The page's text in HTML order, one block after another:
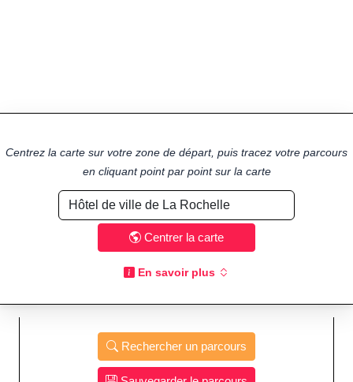
Centrez la carte sur votre zone de départ, puis tracez votre parcours
en cliquant point par point sur la carte
Centrer la carte
En savoir plus
Rechercher un parcours